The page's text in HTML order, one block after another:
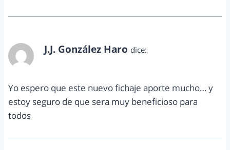
J.J. González Haro dice:
Yo espero que este nuevo fichaje aporte mucho… y
estoy seguro de que sera muy beneficioso para
todos